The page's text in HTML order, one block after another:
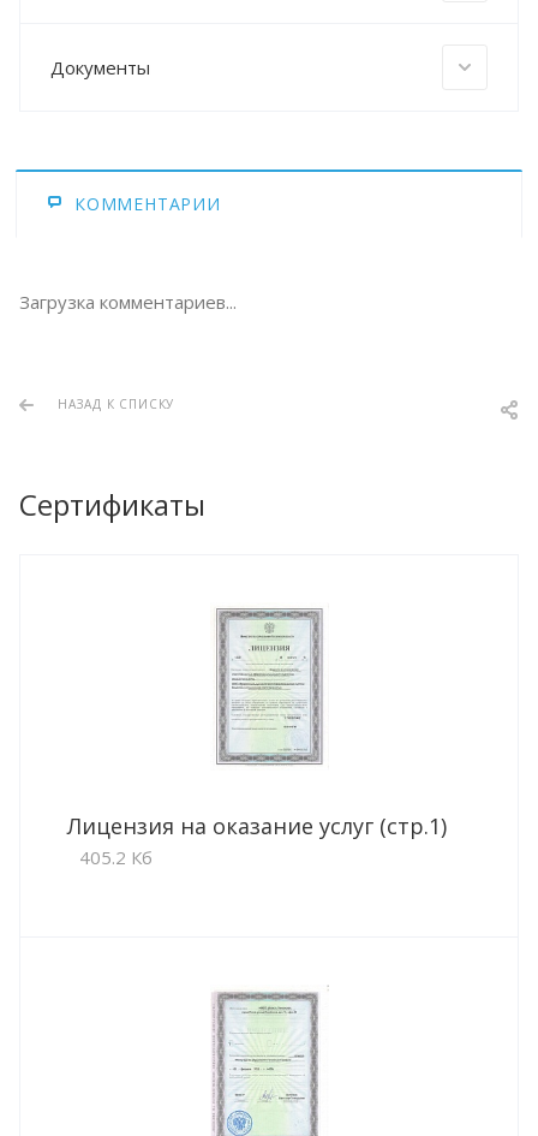
Документы
КОММЕНТАРИИ
Загрузка комментариев...
НАЗАД К СПИСКУ
Сертификаты
Лицензия на оказание услуг (стр.1)
405.2 Кб